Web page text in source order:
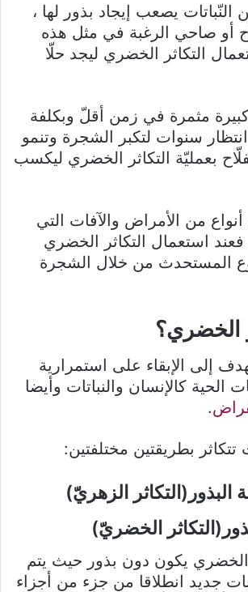
النّباتات يصعب إيجاد بذور لها ،
أو صاحي الرغبة في مثل هذه
التكاثر الخضري ليجد حلّا
كبيرة مثمرة في زمن أقلّ وبكلفة
سنوات لتكبر الشجرة وتنمو
بعمليّة التكاثر الخضري ليكسب
من الأمراض والآفات التي
استعمال التكاثر الخضري
المستحدث من خلال الشجرة
الخضري؟
إلى الإبقاء على استمرارية
الحية كالإنسان والنباتات وأيضا
.
تتكاثر بطريقتين مختلفتين:
البذور(التكاثر الزهريّ)
الخضريّ)
الخضري يكون دون بذور حيث يتم
جديد انطلاقا من جزء من أجزاء